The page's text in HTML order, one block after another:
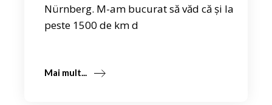
Nürnberg. M-am bucurat să văd că și la
peste 1500 de km d
Mai mult...